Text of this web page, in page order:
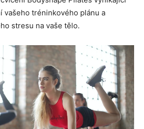
vašeho tréninkového plánu a
stresu na vaše tělo.